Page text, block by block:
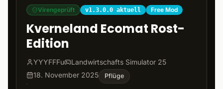
Virengeprüft v1.3.0.0 aktuell Free Mod
Kverneland Ecomat Rost-
Edition
YYYFFFu
Landwirtschafts Simulator 25
18. November 2025
Pflüge